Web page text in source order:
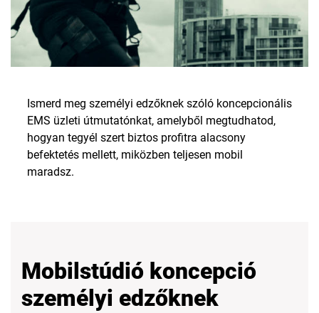
Ismerd meg személyi edzőknek szóló koncepcionális
EMS üzleti útmutatónkat, amelyből megtudhatod,
hogyan tegyél szert biztos profitra alacsony
befektetés mellett, miközben teljesen mobil
maradsz.
Mobilstúdió koncepció
személyi edzőknek